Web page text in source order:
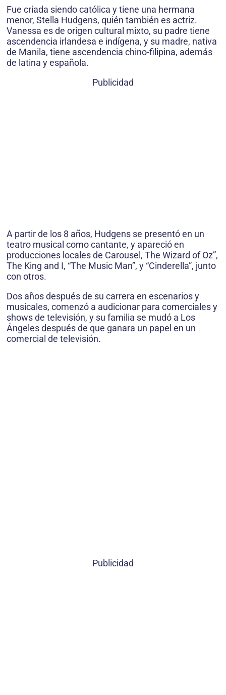
Fue criada siendo católica y tiene una hermana
menor, Stella Hudgens, quién también es actriz.
Vanessa es de origen cultural mixto, su padre tiene
ascendencia irlandesa e indígena, y su madre, nativa
de Manila, tiene ascendencia chino-filipina, además
de latina y española.
Publicidad
A partir de los 8 años, Hudgens se presentó en un
teatro musical como cantante, y apareció en
producciones locales de Carousel, The Wizard of Oz”,
The King and I, “The Music Man”, y “Cinderella”, junto
con otros.
Dos años después de su carrera en escenarios y
musicales, comenzó a audicionar para comerciales y
shows de televisión, y su familia se mudó a Los
Ángeles después de que ganara un papel en un
comercial de televisión.
Publicidad